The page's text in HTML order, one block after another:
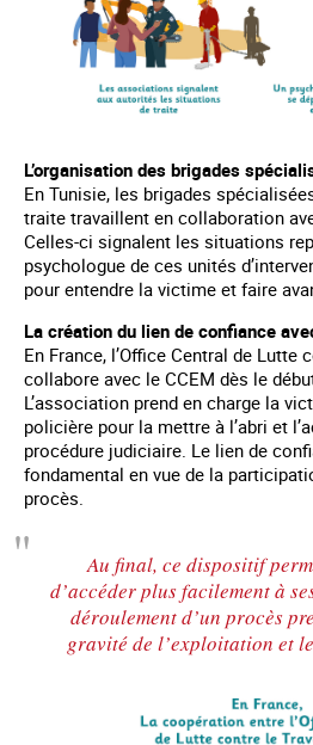
L’organisation des brigades
En Tunisie, les brigades
traite travaillent en collaboration
Celles-ci signalent les situations
psychologue de ces unités
pour entendre la victime et faire
La création du lien de confiance
En France, l’Office Central de Lutte
collabore avec le CCEM dès le
L’association prend en charge la
policière pour la mettre à l’abri et
procédure judiciaire. Le lien de
fondamental en vue de la
procès.
Au final, ce dispositif
d’accéder plus facilement à
déroulement d’un procès
gravité de l’exploitation et